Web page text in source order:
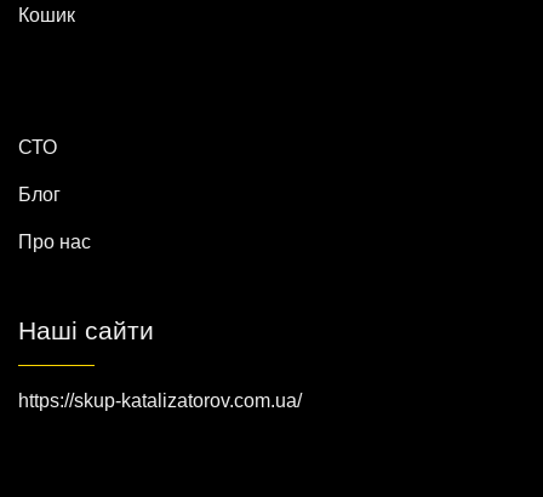
Кошик
СТО
Блог
Про нас
Наші сайти
https://skup-katalizatorov.com.ua/